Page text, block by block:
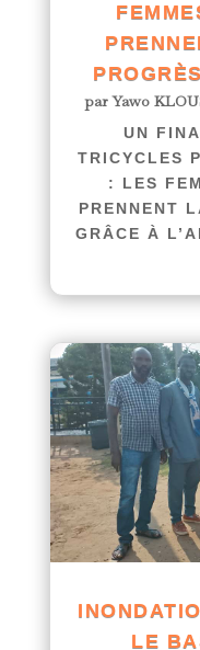
parYawo
UN
TRICYCLES
: LES
PRENNENT
GRÂCE À
LE